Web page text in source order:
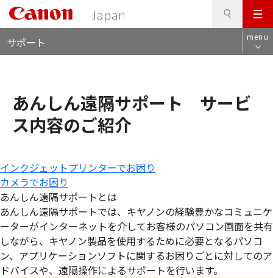
メ
ニ
ュ
サポート menu
あんしん遠隔サポート サービ
ス内容のご紹介
インクジェットプリンターでお困り
カメラでお困り
あんしん遠隔サポートとは
あんしん遠隔サポートでは、キヤノンの経験豊かなコミュニケ
ーターがインターネットを介してお客様のパソコン画面を共有
しながら、キヤノン製品を使用するために必要となるパソコ
ン、アプリケーションソフトに関するお困りごとに対してのア
ドバイスや、遠隔操作によるサポートを行います。